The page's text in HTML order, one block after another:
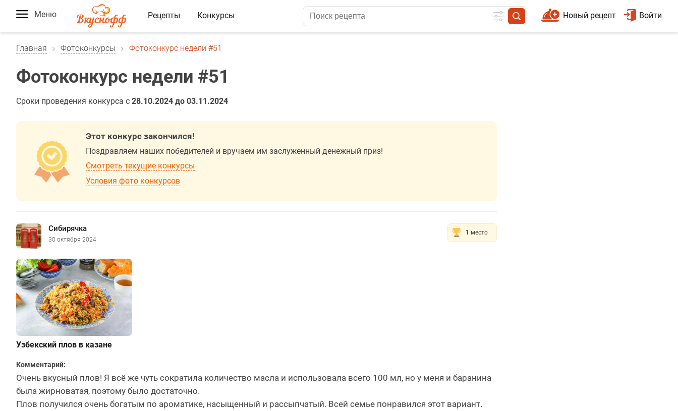
Меню Рецепты Конкурсы Войти
Новый рецепт
Главная Фотоконкурсы Фотоконкурс недели #51
Фотоконкурс недели #51
Сроки проведения конкурса с 28.10.2024 до 03.11.2024
Этот конкурс закончился!
Поздравляем наших победителей и вручаем им заслуженный денежный приз!
Смотреть текущие конкурсы
Условия фото конкурсов
1 место
Сибирячка
30 октября 2024
Узбекский плов в казане
Комментарий:
Очень вкусный плов! Я всё же чуть сократила количество масла и использовала всего 100 мл, но у меня и баранина
была жирноватая, поэтому было достаточно.
Плов получился очень богатым по ароматике, насыщенный и рассыпчатый. Всей семье понравился этот вариант.